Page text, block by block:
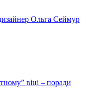
Ольга Сеймур
віці – поради